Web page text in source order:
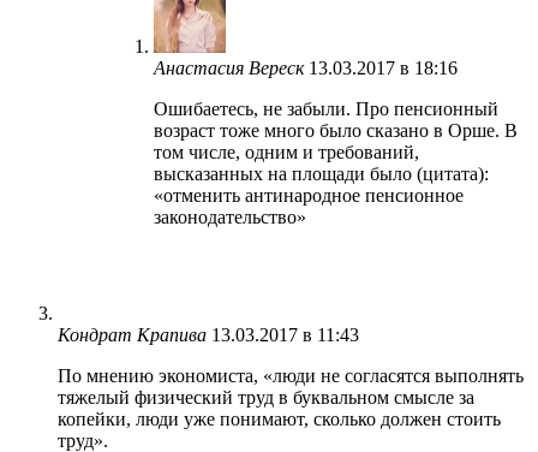
Анастасия Вереск 13.03.2017 в 18:16
Ошибаетесь, не забыли. Про пенсионный
возраст тоже много было сказано в Орше. В
том числе, одним и требований,
высказанных на площади было (цитата):
«отменить антинародное пенсионное
законодательство»
Кондрат Крапива 13.03.2017 в 11:43
По мнению экономиста, «люди не согласятся выполнять
тяжелый физический труд в буквальном смысле за
копейки, люди уже понимают, сколько должен стоить
труд».